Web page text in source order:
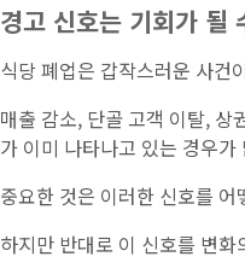
경고 신호는 기회가 될
식당 폐업은 갑작스러운 사건
매출 감소, 단골 고객 이탈, 상
가 이미 나타나고 있는 경우가
중요한 것은 이러한 신호를
하지만 반대로 이 신호를 변